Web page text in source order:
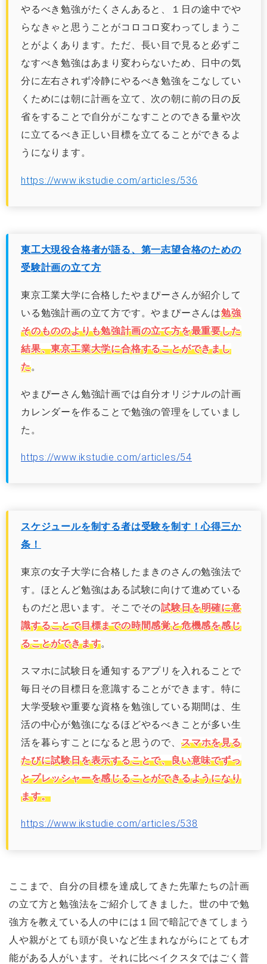
やるべき勉強がたくさんあると、１日の途中でや
らなきゃと思うことがコロコロ変わってしまうこ
とがよくあります。ただ、長い目で見ると必ずこ
なすべき勉強はあまり変わらないため、日中の気
分に左右されず冷静にやるべき勉強をこなしてい
くためには朝に計画を立て、次の朝に前の日の反
省をすることで自分がこなすことのできる量や次
に立てるべき正しい目標を立てることができるよ
うになります。
https://www.ikstudie.com/articles/536
東工大現役合格者が語る、第一志望合格のための
受験計画の立て方
東京工業大学に合格したやまぴーさんが紹介して
いる勉強計画の立て方です。やまぴーさんは勉強
そのもののよりも勉強計画の立て方を最重要した
結果、東京工業大学に合格することができまし
た。
やまぴーさん勉強計画では自分オリジナルの計画
カレンダーを作ることで勉強の管理をしていまし
た。
https://www.ikstudie.com/articles/54
スケジュールを制する者は受験を制す！心得三か
条！
東京の女子大学に合格したまきのさんの勉強法で
す。ほとんど勉強はある試験に向けて進めている
ものだと思います。そこでその試験日を明確に意
識することで目標までの時間感覚と危機感を感じ
ることができます。
スマホに試験日を通知するアプリを入れることで
毎日その目標日を意識することができます。特に
大学受験や重要な資格を勉強している期間は、生
活の中心が勉強になるほどやるべきことが多い生
活を暮らすことになると思うので、 スマホを見る
たびに試験日を表示することで、良い意味でずっ
とプレッシャーを感じることができるようになり
ます。
https://www.ikstudie.com/articles/538
ここまで、自分の目標を達成してきた先輩たちの計画
の立て方と勉強法をご紹介してきました。世の中で勉
強方を教えている人の中には１回で暗記できてしまう
人や親がとても頭が良いなど生まれながらにとても才
能がある人がいます。それに比べイクスタではごく普